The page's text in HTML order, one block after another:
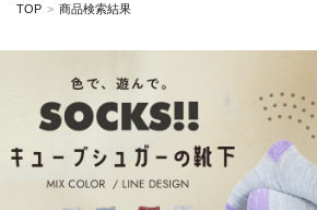
TOP 商品検索結果